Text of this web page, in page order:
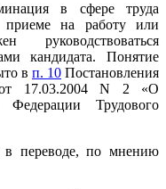
в сфере труда
на работу или
руководствоваться
кандидата. Понятие
в п. 10 Постановления
17.03.2004 N 2 «О
Трудового
в переводе, по мнению